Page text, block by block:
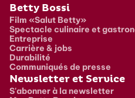
Pied de page
Betty Bossi
Film «Salut Betty»
Spectacle culinaire et
Entreprise
Carrière & jobs
Durabilité
Communiqués de presse
Newsletter et Service
S'abonner à la newsletter